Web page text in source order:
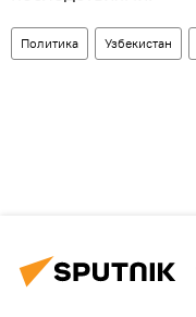
Политика Узбекистан